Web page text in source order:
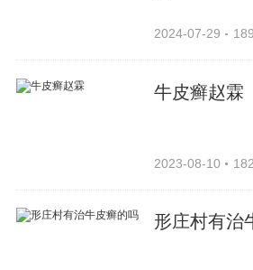
2024-07-29
牛皮癣赵霖
2023-08-10
形庄村有治